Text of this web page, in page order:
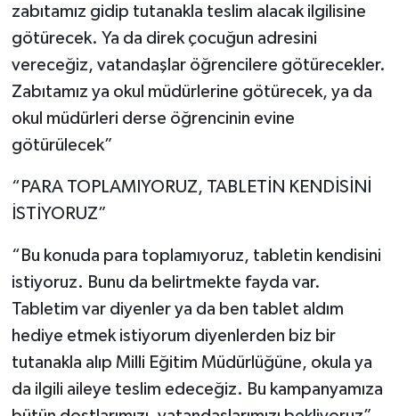
zabıtamız gidip tutanakla teslim alacak ilgilisine
götürecek. Ya da direk çocuğun adresini
vereceğiz, vatandaşlar öğrencilere götürecekler.
Zabıtamız ya okul müdürlerine götürecek, ya da
okul müdürleri derse öğrencinin evine
götürülecek”
“PARA TOPLAMIYORUZ, TABLETİN KENDİSİNİ
İSTİYORUZ”
“Bu konuda para toplamıyoruz, tabletin kendisini
istiyoruz. Bunu da belirtmekte fayda var.
Tabletim var diyenler ya da ben tablet aldım
hediye etmek istiyorum diyenlerden biz bir
tutanakla alıp Milli Eğitim Müdürlüğüne, okula ya
da ilgili aileye teslim edeceğiz. Bu kampanyamıza